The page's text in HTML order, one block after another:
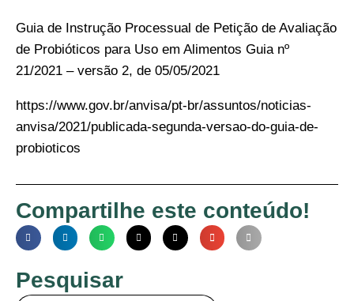
Guia de Instrução Processual de Petição de Avaliação
de Probióticos para Uso em Alimentos Guia nº
21/2021 – versão 2, de 05/05/2021
https://www.gov.br/anvisa/pt-br/assuntos/noticias-
anvisa/2021/publicada-segunda-versao-do-guia-de-
probioticos
Compartilhe este conteúdo!
Pesquisar